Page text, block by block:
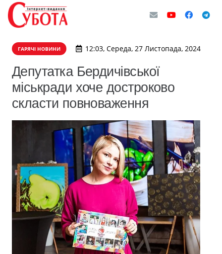
ГАРЯЧІ НОВИНИ 12:03, Середа, 27 Листопада, 2024
Депутатка Бердичівської
міськради хоче достроково
скласти повноваження